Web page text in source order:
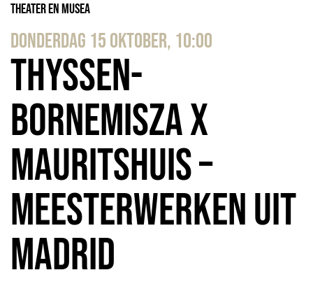
Theater en Musea
donderdag 15 oktober, 10:00
Thyssen-
Bornemisza X
Mauritshuis –
Meesterwerken uit
Madrid